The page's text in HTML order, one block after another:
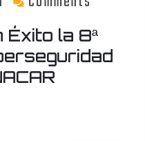
Éxito la 8ª